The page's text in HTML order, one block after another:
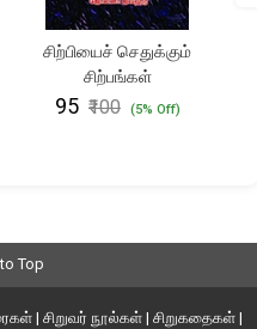
சிற்பியைச் செதுக்கும்
சிற்பங்கள்
₹95 ₹100 (5% Off)
Top
| சிறுவர் நூல்கள் | சிறுகதைகள் |